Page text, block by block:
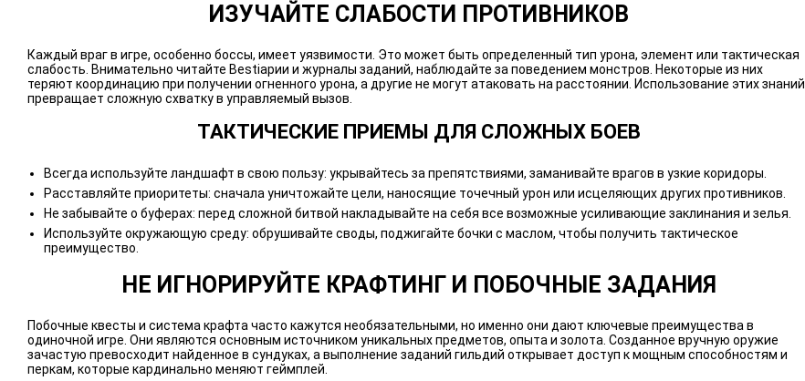
ИЗУЧАЙТЕ СЛАБОСТИ ПРОТИВНИКОВ
Каждый враг в игре, особенно боссы, имеет уязвимости. Это может быть определенный тип урона, элемент или тактическая
слабость. Внимательно читайте Bestiарии и журналы заданий, наблюдайте за поведением монстров. Некоторые из них
теряют координацию при получении огненного урона, а другие не могут атаковать на расстоянии. Использование этих знаний
превращает сложную схватку в управляемый вызов.
ТАКТИЧЕСКИЕ ПРИЕМЫ ДЛЯ СЛОЖНЫХ БОЕВ
Всегда используйте ландшафт в свою пользу: укрывайтесь за препятствиями, заманивайте врагов в узкие коридоры.
Расставляйте приоритеты: сначала уничтожайте цели, наносящие точечный урон или исцеляющих других противников.
Не забывайте о буферах: перед сложной битвой накладывайте на себя все возможные усиливающие заклинания и зелья.
Используйте окружающую среду: обрушивайте своды, поджигайте бочки с маслом, чтобы получить тактическое
преимущество.
НЕ ИГНОРИРУЙТЕ КРАФТИНГ И ПОБОЧНЫЕ ЗАДАНИЯ
Побочные квесты и система крафта часто кажутся необязательными, но именно они дают ключевые преимущества в
одиночной игре. Они являются основным источником уникальных предметов, опыта и золота. Созданное вручную оружие
зачастую превосходит найденное в сундуках, а выполнение заданий гильдий открывает доступ к мощным способностям и
перкам, которые кардинально меняют геймплей.